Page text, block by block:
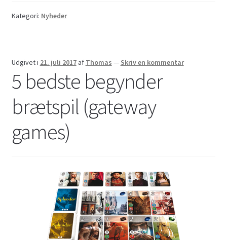
Kategori: Nyheder
Udgivet i 21. juli 2017 af Thomas — Skriv en kommentar
5 bedste begynder
brætspil (gateway
games)